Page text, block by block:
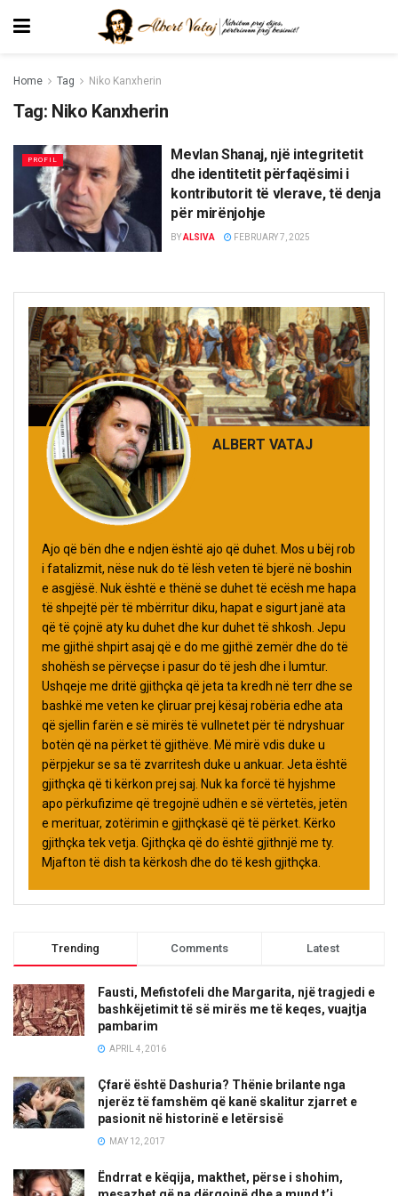
Home Tag Niko Kanxherin
Tag: Niko Kanxherin
PROFIL
Mevlan Shanaj, një integritetit
dhe identitetit përfaqësimi i
kontributorit të vlerave, të denja
për mirënjohje
BYALSIVA FEBRUARY 7, 2025
ALBERT VATAJ
Ajo që bën dhe e ndjen është ajo që duhet. Mos u bëj rob
i fatalizmit, nëse nuk do të lësh veten të bjerë në boshin
e asgjësë. Nuk është e thënë se duhet të ecësh me hapa
të shpejtë për të mbërritur diku, hapat e sigurt janë ata
që të çojnë aty ku duhet dhe kur duhet të shkosh. Jepu
me gjithë shpirt asaj që e do me gjithë zemër dhe do të
shohësh se përveçse i pasur do të jesh dhe i lumtur.
Ushqeje me dritë gjithçka që jeta ta kredh në terr dhe se
bashkë me veten ke çliruar prej kësaj robëria edhe ata
që sjellin farën e së mirës të vullnetet për të ndryshuar
botën që na përket të gjithëve. Më mirë vdis duke u
përpjekur se sa të zvarritesh duke u ankuar. Jeta është
gjithçka që ti kërkon prej saj. Nuk ka forcë të hyjshme
apo përkufizime që tregojnë udhën e së vërtetës, jetën
e merituar, zotërimin e gjithçkasë që të përket. Kërko
gjithçka tek vetja. Gjithçka që do është gjithnjë me ty.
Mjafton të dish ta kërkosh dhe do të kesh gjithçka.
Trending Comments Latest
Fausti, Mefistofeli dhe Margarita, një tragjedi e
bashkëjetimit të së mirës me të keqes, vuajtja
pambarim
APRIL 4, 2016
Çfarë është Dashuria? Thënie brilante nga
njerëz të famshëm që kanë skalitur zjarret e
pasionit në historinë e letërsisë
MAY 12, 2017
Ëndrrat e këqija, makthet, përse i shohim,